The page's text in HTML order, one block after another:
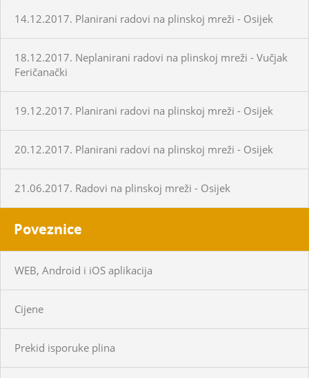
14.12.2017. Planirani radovi na plinskoj mreži - Osijek
18.12.2017. Neplanirani radovi na plinskoj mreži - Vučjak
Feričanački
19.12.2017. Planirani radovi na plinskoj mreži - Osijek
20.12.2017. Planirani radovi na plinskoj mreži - Osijek
21.06.2017. Radovi na plinskoj mreži - Osijek
Poveznice
WEB, Android i iOS aplikacija
Cijene
Prekid isporuke plina